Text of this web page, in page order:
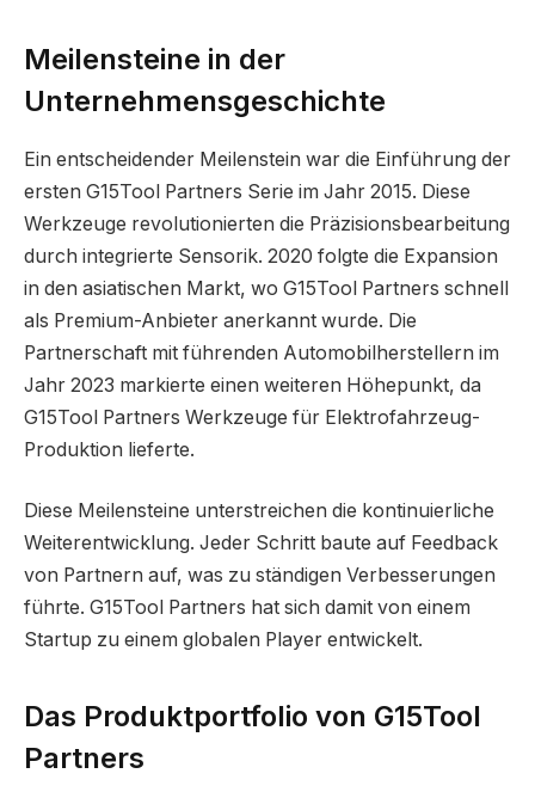
Meilensteine in der
Unternehmensgeschichte
Ein entscheidender Meilenstein war die Einführung der
ersten G15Tool Partners Serie im Jahr 2015. Diese
Werkzeuge revolutionierten die Präzisionsbearbeitung
durch integrierte Sensorik. 2020 folgte die Expansion
in den asiatischen Markt, wo G15Tool Partners schnell
als Premium-Anbieter anerkannt wurde. Die
Partnerschaft mit führenden Automobilherstellern im
Jahr 2023 markierte einen weiteren Höhepunkt, da
G15Tool Partners Werkzeuge für Elektrofahrzeug-
Produktion lieferte.
Diese Meilensteine unterstreichen die kontinuierliche
Weiterentwicklung. Jeder Schritt baute auf Feedback
von Partnern auf, was zu ständigen Verbesserungen
führte. G15Tool Partners hat sich damit von einem
Startup zu einem globalen Player entwickelt.
Das Produktportfolio von G15Tool
Partners